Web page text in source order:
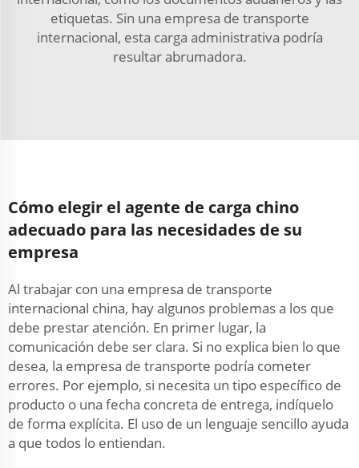
etiquetas. Sin una empresa de transporte
internacional, esta carga administrativa podría
resultar abrumadora.
Cómo elegir el agente de carga chino
adecuado para las necesidades de su
empresa
Al trabajar con una empresa de transporte
internacional china, hay algunos problemas a los que
debe prestar atención. En primer lugar, la
comunicación debe ser clara. Si no explica bien lo que
desea, la empresa de transporte podría cometer
errores. Por ejemplo, si necesita un tipo específico de
producto o una fecha concreta de entrega, indíquelo
de forma explícita. El uso de un lenguaje sencillo ayuda
a que todos lo entiendan.